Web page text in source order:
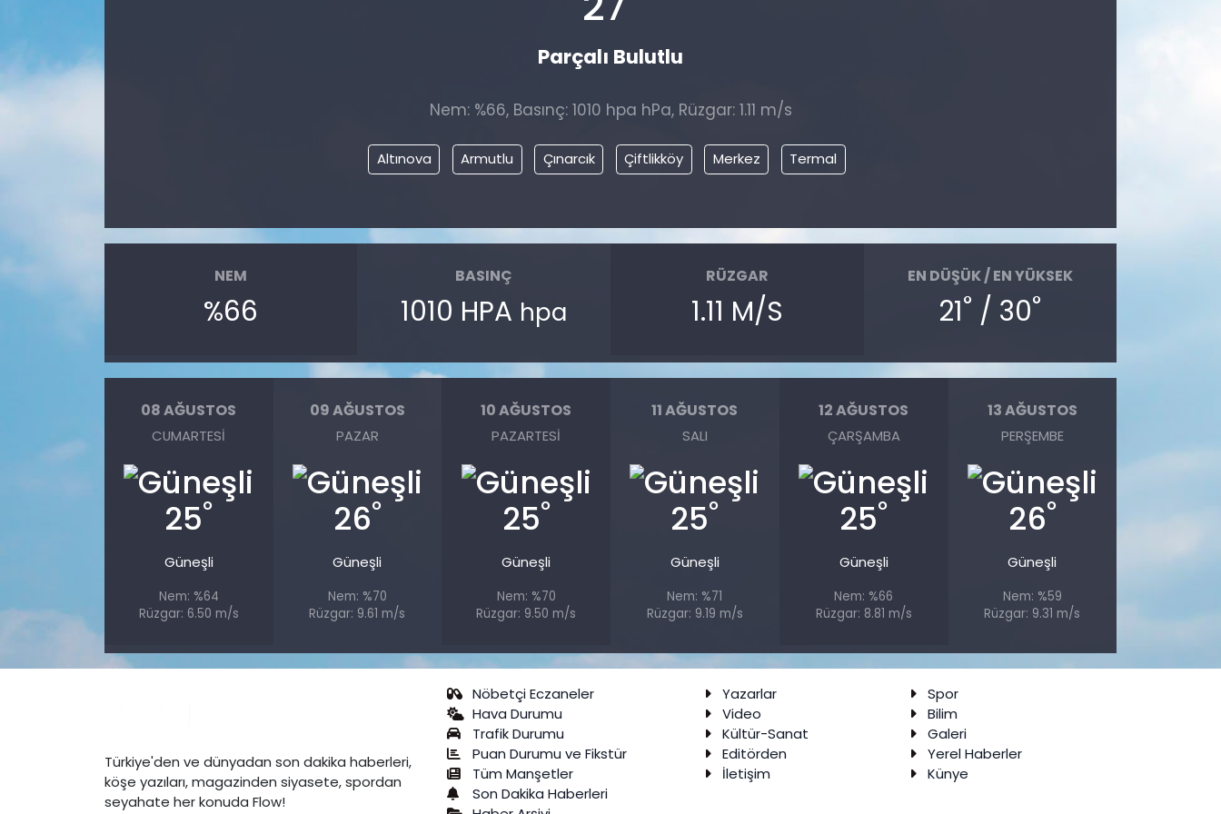
Parçalı Bulutlu
Nem: %66, Basınç: 1010 hpa hPa, Rüzgar: 1.11 m/s
Altınova Armutlu Çınarcık Çiftlikköy Merkez Termal
NEM
%66
BASINÇ
1010 HPA hpa
RÜZGAR
1.11 M/S
EN DÜŞÜK / EN YÜKSEK
21° / 30°
08 AĞUSTOS
CUMARTESI
25°
Güneşli
Nem: %64
Rüzgar: 6.50 m/s
09 AĞUSTOS
PAZAR
26°
Güneşli
Nem: %70
Rüzgar: 9.61 m/s
10 AĞUSTOS
PAZARTESI
25°
Güneşli
Nem: %70
Rüzgar: 9.50 m/s
11 AĞUSTOS
SALI
25°
Güneşli
Nem: %71
Rüzgar: 9.19 m/s
12 AĞUSTOS
ÇARŞAMBA
25°
Güneşli
Nem: %66
Rüzgar: 8.81 m/s
13 AĞUSTOS
PERŞEMBE
26°
Güneşli
Nem: %59
Rüzgar: 9.31 m/s
Türkiye'den ve dünyadan son dakika haberleri,
köşe yazıları, magazinden siyasete, spordan
seyahate her konuda Flow!
Nöbetçi Eczaneler
Hava Durumu
Trafik Durumu
Puan Durumu ve Fikstür
Tüm Manşetler
Son Dakika Haberleri
Yazarlar
Spor
Video
Bilim
Kültür-Sanat
Galeri
Editörden
Yerel Haberler
İletişim
Künye